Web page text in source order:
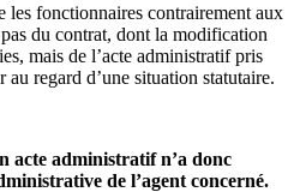
les fonctionnaires contrairement aux
du contrat, dont la modification
mais de l’acte administratif pris
regard d’une situation statutaire.
acte administratif n’a donc
de l’agent concerné.